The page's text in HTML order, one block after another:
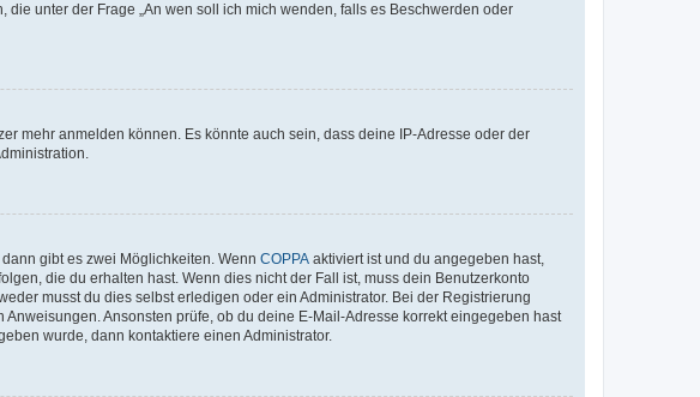
unter der Frage „An wen soll ich mich wenden, falls es Beschwerden oder
mehr anmelden können. Es könnte auch sein, dass deine IP-Adresse oder der
gibt es zwei Möglichkeiten. Wenn COPPA aktiviert ist und du angegeben hast,
die du erhalten hast. Wenn dies nicht der Fall ist, muss dein Benutzerkonto
musst du dies selbst erledigen oder ein Administrator. Bei der Registrierung
Ansonsten prüfe, ob du deine E-Mail-Adresse korrekt eingegeben hast
wurde, dann kontaktiere einen Administrator.